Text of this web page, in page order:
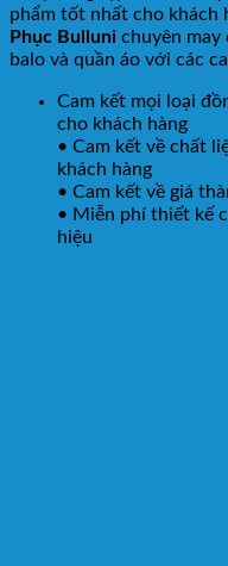
phẩm tốt nhất cho khách
Phục Bulluni chuyên may
balo và quần áo với các
Cam kết mọi loại
cho khách hàng
• Cam kết về chất
khách hàng
• Cam kết về giá
• Miễn phí thiết kế
hiệu